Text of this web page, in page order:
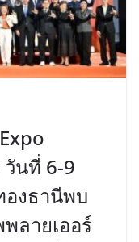
วันที่ 6-9
องธานีพบ
ลายเออร์